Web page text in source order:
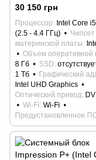
H610 / DDR4 8Gb 3200
1Tb / DVD+-RW /
30 150 грн
Процессор
Intel Core
(2.5 - 4.4 ГГц)
Чипсет
материнской платы
Объем оперативной
8 Гб
SSD
1 Тб
Графический
Intel UHD Graphics
Оптический привод
Wi-Fi Wi-Fi
Предустановленное